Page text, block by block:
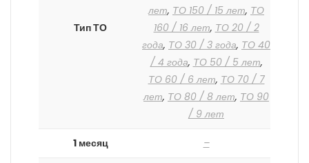
Тип ТО
лет, ТО 150 / 15 лет, ТО
160 / 16 лет, ТО 20 / 2
года, ТО 30 / 3 года, ТО 40
/ 4 года, ТО 50 / 5 лет,
ТО 60 / 6 лет, ТО 70 / 7
лет, ТО 80 / 8 лет, ТО 90
/ 9 лет
1 месяц –